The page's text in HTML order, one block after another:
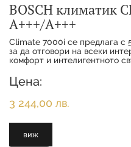
BOSCH климатик
А+++/А+++
Climate 7000i се предлага с
за да отговори на всеки
комфорт и интелигентното
Цена:
3 244,00 лв.
виж